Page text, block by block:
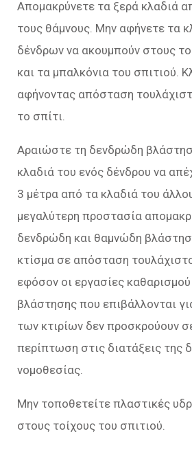
Απομακρύνετε τα ξερά κλαδιά
τους θάμνους. Μην αφήνετε τα
δένδρων να ακουμπούν στους
και τα μπαλκόνια του σπιτιού.
αφήνοντας απόσταση
το σπίτι.
Αραιώστε τη δενδρώδη
κλαδιά του ενός δένδρου να
3 μέτρα από τα κλαδιά του
μεγαλύτερη προστασία
δενδρώδη και θαμνώδη
κτίσμα σε απόσταση
εφόσον οι εργασίες
βλάστησης που επιβάλλονται
των κτιρίων δεν προσκρούουν
περίπτωση στις διατάξεις της
νομοθεσίας.
Μην τοποθετείτε πλαστικές
στους τοίχους του σπιτιού.